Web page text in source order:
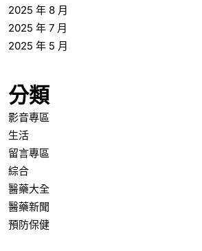
2025 年 8 月
2025 年 7 月
2025 年 5 月
分類
影音專區
生活
留言專區
綜合
醫藥大全
醫藥新聞
預防保健